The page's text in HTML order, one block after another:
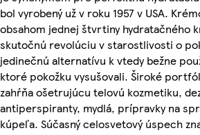
bol vyrobený už v roku 1957 v USA.
obsahom jednej štvrtiny hydratačného
skutočnú revolúciu v starostlivosti o
jedinečnú alternatívu k vtedy bežne
ktoré pokožku vysušovali. Široké
zahŕňa ošetrujúcu telovú kozmetiku,
antiperspiranty, mydlá, prípravky na
kúpeľa. Súčasný celosvetový úspech